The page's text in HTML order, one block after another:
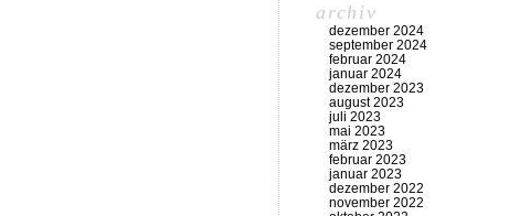
archiv
dezember 2024
september 2024
februar 2024
januar 2024
dezember 2023
august 2023
juli 2023
mai 2023
märz 2023
februar 2023
januar 2023
dezember 2022
november 2022